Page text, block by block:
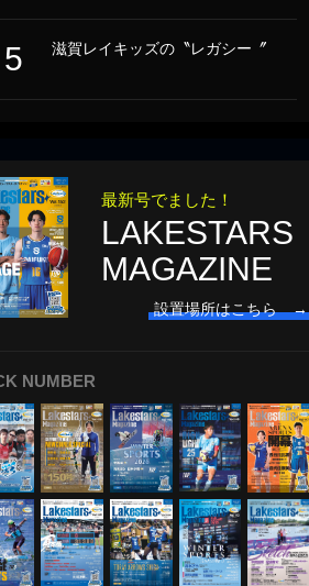
5 滋賀レイキッズの〝レガシー〞
最新号でました！
LAKESTARS
MAGAZINE
設置場所はこちら →
NUMBER